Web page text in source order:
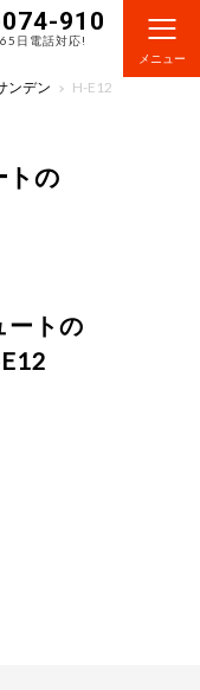
910
日電話対応!
メニュー
ンデン H-E12
トの
ートの